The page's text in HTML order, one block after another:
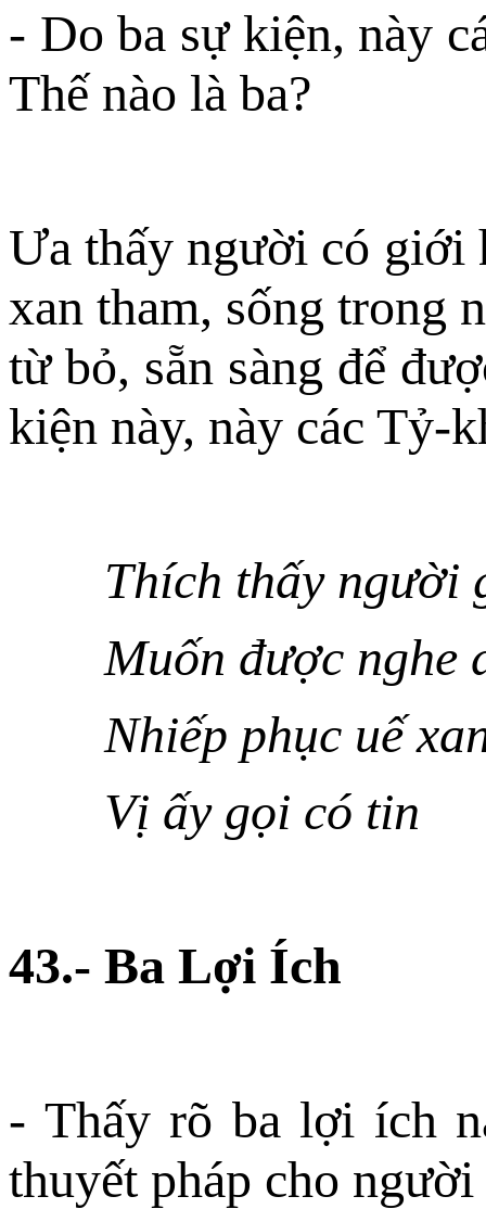
- Do ba sự kiện, này
Thế nào là ba?
Ưa thấy người có giới
xan tham, sống trong
từ bỏ, sẵn sàng để
kiện này, này các Tỷ-
Thích thấy người
Muốn được nghe
Nhiếp phục uế
Vị ấy gọi có tin
43.- Ba Lợi Ích
- Thấy rõ ba lợi ích
thuyết pháp cho